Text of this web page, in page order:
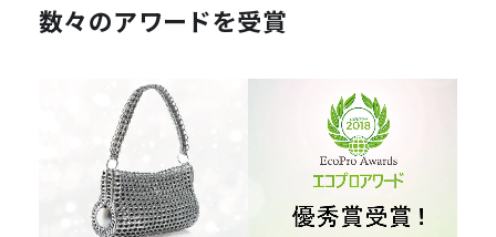
数々のアワードを受賞